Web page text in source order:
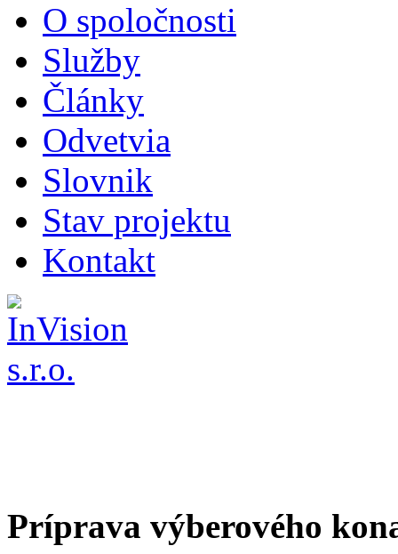
O spoločnosti
Služby
Články
Odvetvia
Slovnik
Stav projektu
Kontakt
Príprava výberového